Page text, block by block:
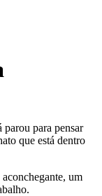
parou para pensar
que está dentro
um